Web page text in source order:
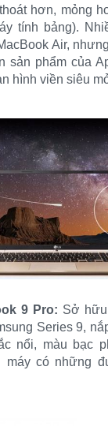
hơn, mỏng
tính bảng).
Air,
sản phẩm của
hình viền siêu
9 Pro: Sở
Series 9,
nổi, màu bạc
máy có những